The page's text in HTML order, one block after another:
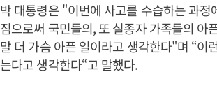
박 대통령은 "이번에 사고를 수습하는 과
짐으로써 국민들의, 또 실종자 가족들의 아
말 더 가슴 아픈 일이라고 생각한다"며 “이
는다고 생각한다“고 말했다.